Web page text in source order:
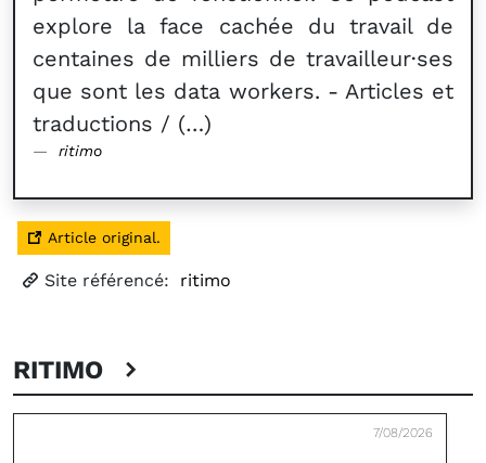
explore la face cachée du travail de
centaines de milliers de travailleur·ses
que sont les data workers. - Articles et
traductions / (…)
ritimo
Article original.
Site référencé: ritimo
RITIMO
7/08/2026